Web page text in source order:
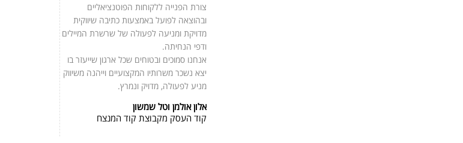
צורת הפנייה ללקוחות הפוטנציאליים
ובהוצאה לפועל באמצעות כתיבה שיווקית
מדויקת ומניעה לפעולה של שרשרת המיילים
ודפי הנחיתה.
אנחנו סמוכים ובטוחים שכל ארגון שייעזר בו
יצא נשכר משרותיו המקצועיים וייהנה משיווק
מניע לפעולה, מדויק ונמרץ.
אלון אולמן וטל שמשון
קוד העסק מקבוצת קוד המנצח